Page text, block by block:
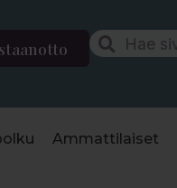
Ammattilaiset